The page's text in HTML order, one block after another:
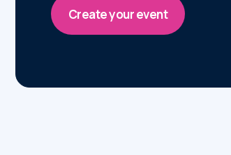
Create your event